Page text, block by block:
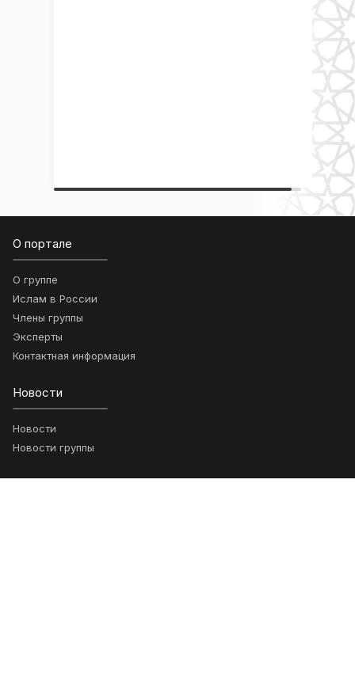
О портале
О группе
Ислам в России
Члены группы
Эксперты
Контактная информация
Новости
Новости
Новости группы